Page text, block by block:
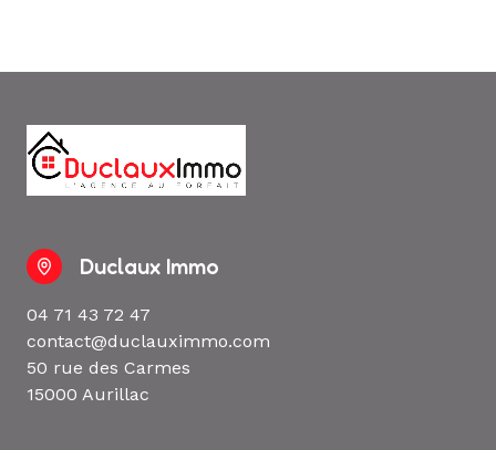
Duclaux Immo
04 71 43 72 47
contact@duclauximmo.com
50 rue des Carmes
15000 Aurillac